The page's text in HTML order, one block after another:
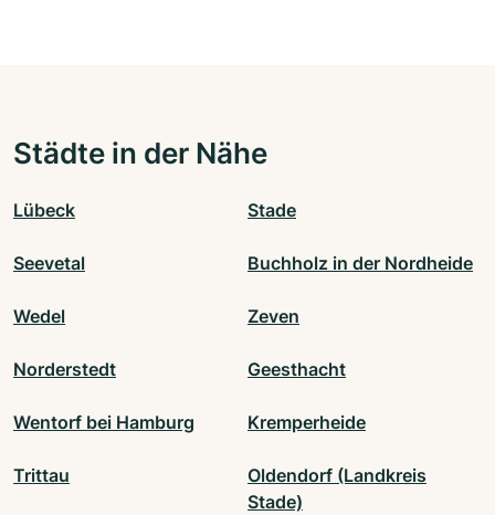
Städte in der Nähe
Lübeck Stade
Seevetal Buchholz in der Nordheide
Wedel Zeven
Norderstedt Geesthacht
Wentorf bei Hamburg Kremperheide
Trittau
Oldendorf (Landkreis
Stade)